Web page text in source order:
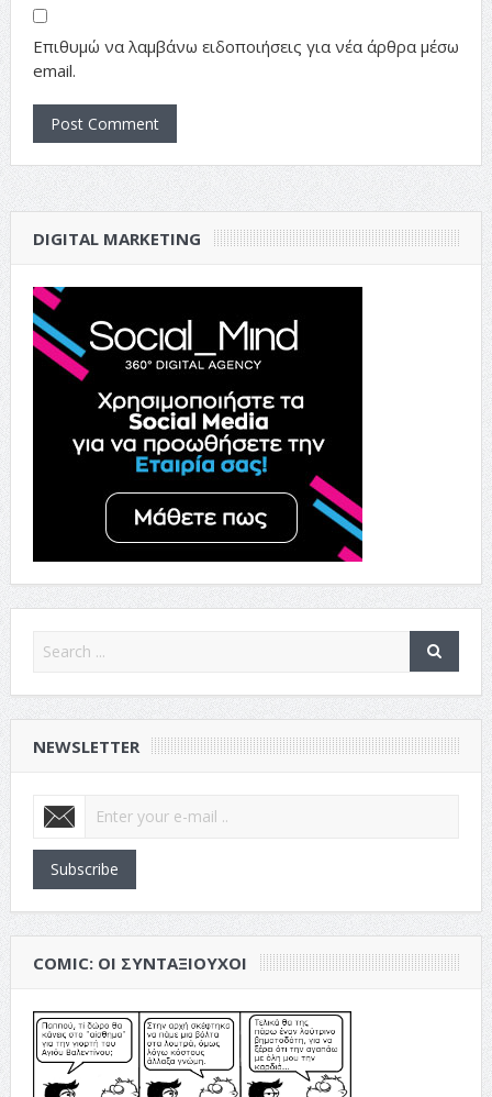
Επιθυμώ να λαμβάνω ειδοποιήσεις για νέα άρθρα μέσω
email.
DIGITAL MARKETING
NEWSLETTER
Subscribe
COMIC: ΟΙ ΣΥΝΤΑΞΙΟΎΧΟΙ